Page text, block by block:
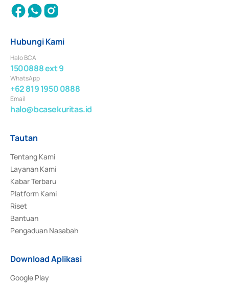
Hubungi Kami
Halo BCA
1500888 ext 9
WhatsApp
+62 819 1950 0888
Email
halo@bcasekuritas.id
Tautan
Tentang Kami
Layanan Kami
Kabar Terbaru
Platform Kami
Riset
Bantuan
Pengaduan Nasabah
Download Aplikasi
Google Play